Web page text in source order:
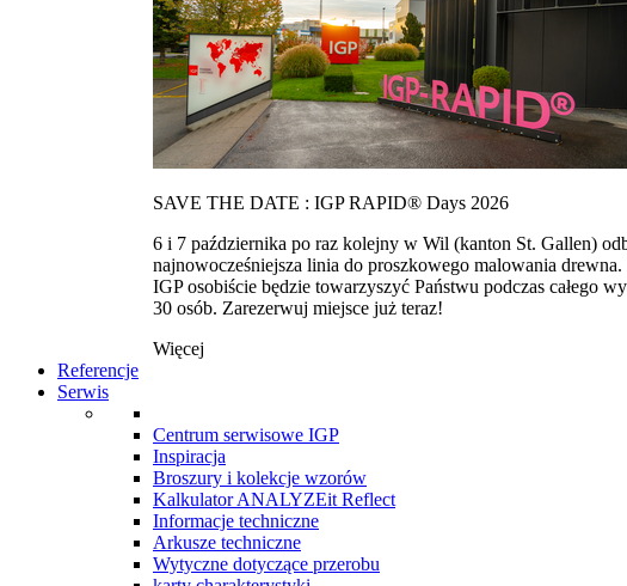
SAVE THE DATE : IGP RAPID® Days 2026
6 i 7 października po raz kolejny w Wil (kanton St. Gallen)
najnowocześniejsza linia do proszkowego malowania
IGP osobiście będzie towarzyszyć Państwu podczas całego
30 osób. Zarezerwuj miejsce już teraz!
Więcej
Referencje
Serwis
Centrum serwisowe IGP
Inspiracja
Broszury i kolekcje wzorów
Kalkulator ANALYZEit Reflect
Informacje techniczne
Arkusze techniczne
Wytyczne dotyczące przerobu